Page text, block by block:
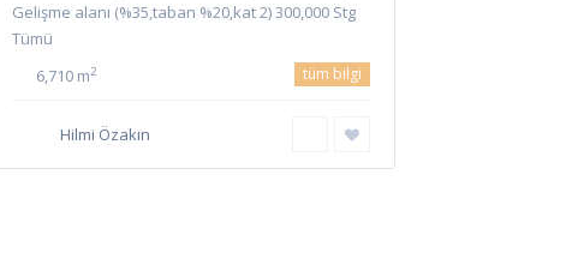
Gelişme alanı (%35,taban %20,kat 2) 300,000 Stg
Tümü
6,710 m2 tüm bilgi
Hilmi Özakın